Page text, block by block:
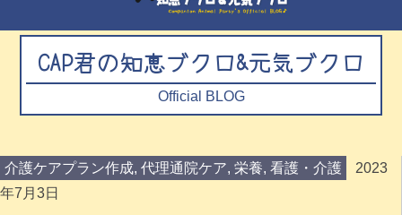
CAP君の知恵ブクロ&元気ブクロ
Official BLOG
介護ケアプラン作成, 代理通院ケア, 栄養, 看護・介護
2023
年7月3日